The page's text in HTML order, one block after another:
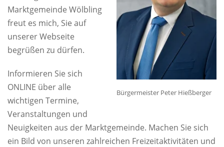
Bürgermeister Peter Hießberger
Marktgemeinde Wölbling
freut es mich, Sie auf
unserer Webseite
begrüßen zu dürfen.
Informieren Sie sich
ONLINE über alle
wichtigen Termine,
Veranstaltungen und
Neuigkeiten aus der Marktgemeinde. Machen Sie sich
ein Bild von unseren zahlreichen Freizeitaktivitäten und